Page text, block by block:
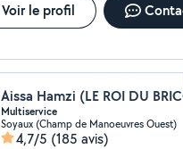
Voir le profil
Aissa Hamzi (LE ROI DU
Multiservice
Soyaux (Champ de Manoeuvres Ouest)
4,7/5 (185 avis)